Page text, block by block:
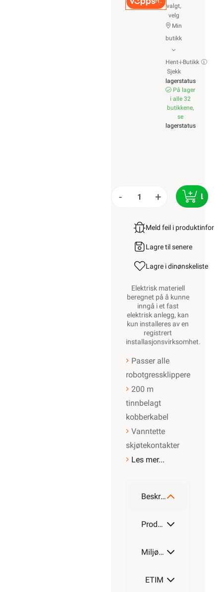
valgt,
velg
Min
butikk
Hent-i-Butikk
Sjekk
lagerstatus
På lager
i alle 32
butikkene,
se
lagerstatus
- +
Meld feil i
Lagre til senere
Lagre i dinønskeliste
Elektrisk materiell
beregnet på å kunne
inngå i et fast
elektrisk anlegg, kan
kun installeres av en
registrert
installasjonsvirksomhet.
Passer alle
robotgressklippere
200 m
tinnbelagt
kobberkabel
Vanntette
skjøtekontakter
Les mer...
Beskrivelse
Produktdetaljer
Miljøparametere
ETIM